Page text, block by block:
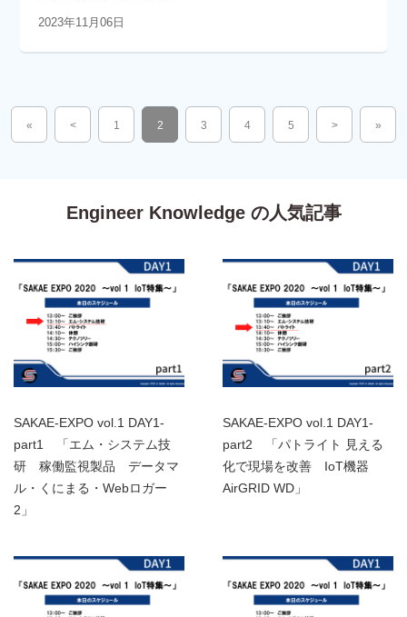
2023年11月06日
« < 1 2 3 4 5 > »
Engineer Knowledge の人気記事
SAKAE-EXPO vol.1 DAY1-
part1 「エム・システム技
研 稼働監視製品 データマ
ル・くにまる・Webロガー
2」
SAKAE-EXPO vol.1 DAY1-
part2 「パトライト 見える
化で現場を改善 IoT機器
AirGRID WD」